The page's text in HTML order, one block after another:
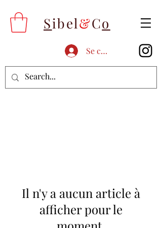
Sibel&Co
Se connecter
Il n'y a aucun article à
afficher pour le